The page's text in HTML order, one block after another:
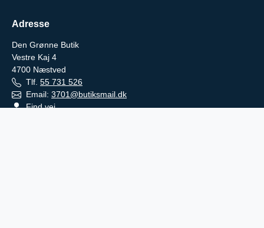
Adresse
Den Grønne Butik
Vestre Kaj 4
4700 Næstved
Tlf. 55 731 526
Email: 3701@butiksmail.dk
Find vej